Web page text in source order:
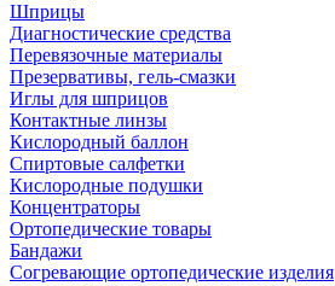
Шприцы
Диагностические средства
Перевязочные материалы
Презервативы, гель-смазки
Иглы для шприцов
Контактные линзы
Кислородный баллон
Спиртовые салфетки
Кислородные подушки
Концентраторы
Ортопедические товары
Бандажи
Согревающие ортопедические изделия